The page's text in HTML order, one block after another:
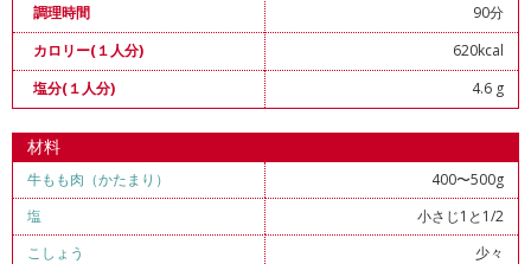
調理時間
90分
カロリー(１人分)
620kcal
塩分(１人分)
4.6 g
材料
牛もも肉（かたまり）
400〜500g
塩
小さじ1と1/2
こしょう
少々